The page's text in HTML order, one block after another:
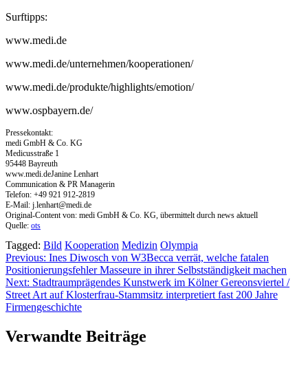
Surftipps:
www.medi.de
www.medi.de/unternehmen/kooperationen/
www.medi.de/produkte/highlights/emotion/
www.ospbayern.de/
Pressekontakt:
medi GmbH & Co. KG
Medicusstraße 1
95448 Bayreuth
www.medi.deJanine Lenhart
Communication & PR Managerin
Telefon: +49 921 912-2819
E-Mail: j.lenhart@medi.de
Original-Content von: medi GmbH & Co. KG, übermittelt durch news aktuell
Quelle: ots
Tagged: Bild Kooperation Medizin Olympia
Beitragsnavigation
Previous: Ines Diwosch von W3Becca verrät, welche fatalen
Positionierungsfehler Masseure in ihrer Selbstständigkeit machen
Next: Stadtraumprägendes Kunstwerk im Kölner Gereonsviertel /
Street Art auf Klosterfrau-Stammsitz interpretiert fast 200 Jahre
Firmengeschichte
Verwandte Beiträge